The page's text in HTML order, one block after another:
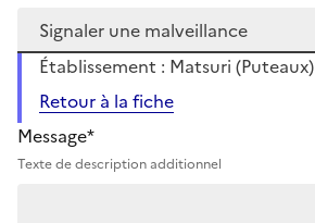
Établissement : Matsuri (Puteaux)
Retour à la fiche
Message*
Texte de description additionnel